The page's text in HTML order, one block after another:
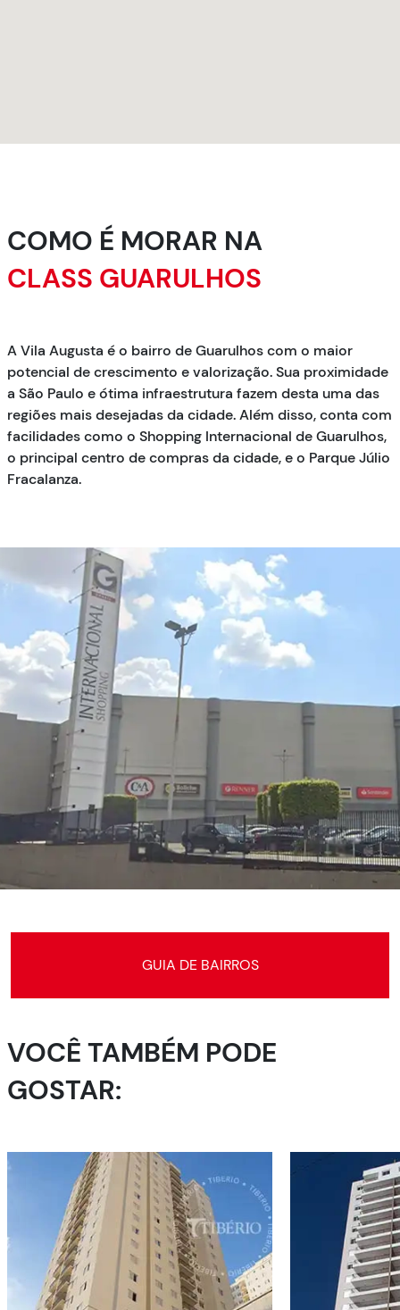
COMO É MORAR NA
CLASS GUARULHOS
A Vila Augusta é o bairro de Guarulhos com o maior
potencial de crescimento e valorização. Sua proximidade
a São Paulo e ótima infraestrutura fazem desta uma das
regiões mais desejadas da cidade. Além disso, conta com
facilidades como o Shopping Internacional de Guarulhos,
o principal centro de compras da cidade, e o Parque Júlio
Fracalanza.
GUIA DE BAIRROS
VOCÊ TAMBÉM PODE
GOSTAR: